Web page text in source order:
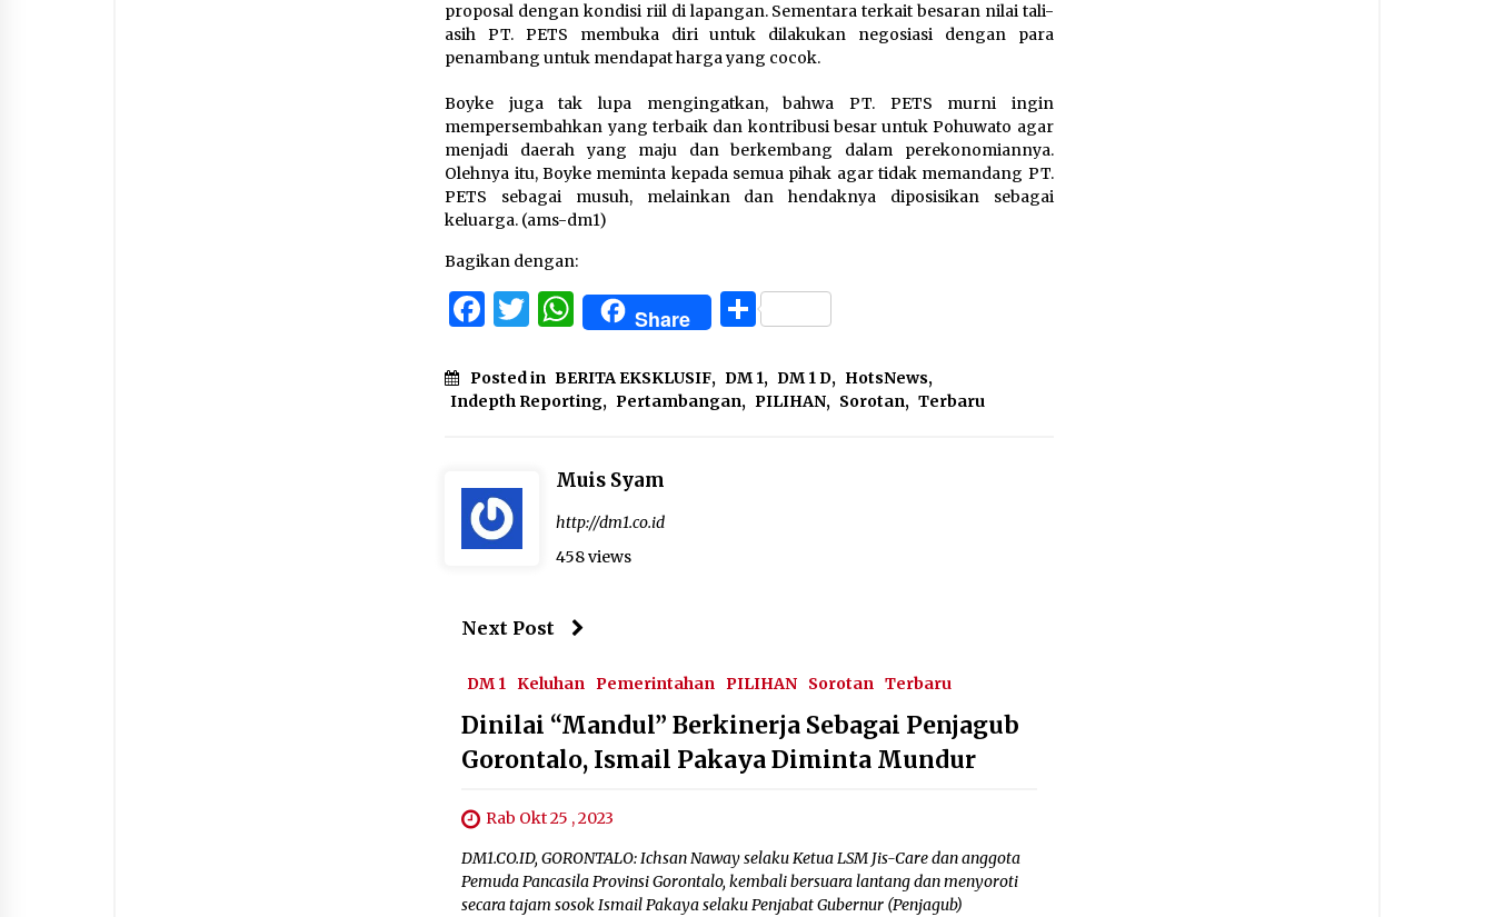
proposal dengan kondisi riil di lapangan. Sementara terkait besaran nilai tali-
asih PT. PETS membuka diri untuk dilakukan negosiasi dengan para
penambang untuk mendapat harga yang cocok.
Boyke juga tak lupa mengingatkan, bahwa PT. PETS murni ingin
mempersembahkan yang terbaik dan kontribusi besar untuk Pohuwato agar
menjadi daerah yang maju dan berkembang dalam perekonomiannya.
Olehnya itu, Boyke meminta kepada semua pihak agar tidak memandang PT.
PETS sebagai musuh, melainkan dan hendaknya diposisikan sebagai
keluarga. (ams-dm1)
Bagikan dengan:
Facebook
Twitter
WhatsApp
Share Share
Posted in BERITA EKSKLUSIF, DM 1, DM 1 D, HotsNews,
Indepth Reporting, Pertambangan, PILIHAN, Sorotan, Terbaru
Muis Syam
http://dm1.co.id
458 views
Next Post
DM 1 Keluhan Pemerintahan PILIHAN Sorotan Terbaru
Dinilai “Mandul” Berkinerja Sebagai Penjagub
Gorontalo, Ismail Pakaya Diminta Mundur
Rab Okt 25 , 2023
DM1.CO.ID, GORONTALO: Ichsan Naway selaku Ketua LSM Jis-Care dan anggota
Pemuda Pancasila Provinsi Gorontalo, kembali bersuara lantang dan menyoroti
secara tajam sosok Ismail Pakaya selaku Penjabat Gubernur (Penjagub)